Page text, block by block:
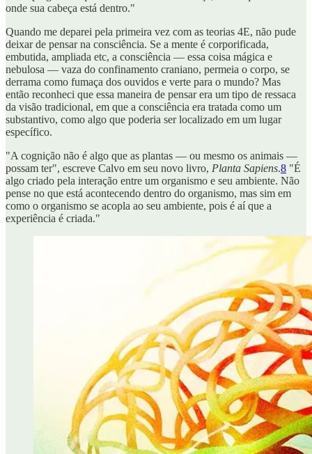
onde sua cabeça está dentro."
Quando me deparei pela primeira vez com as teorias 4E, não pude
deixar de pensar na consciência. Se a mente é corporificada,
embutida, ampliada etc, a consciência — essa coisa mágica e
nebulosa — vaza do confinamento craniano, permeia o corpo, se
derrama como fumaça dos ouvidos e verte para o mundo? Mas
então reconheci que essa maneira de pensar era um tipo de ressaca
da visão tradicional, em que a consciência era tratada como um
substantivo, como algo que poderia ser localizado em um lugar
específico.
"A cognição não é algo que as plantas — ou mesmo os animais —
possam ter", escreve Calvo em seu novo livro, Planta Sapiens.8 "É
algo criado pela interação entre um organismo e seu ambiente. Não
pense no que está acontecendo dentro do organismo, mas sim em
como o organismo se acopla ao seu ambiente, pois é aí que a
experiência é criada."